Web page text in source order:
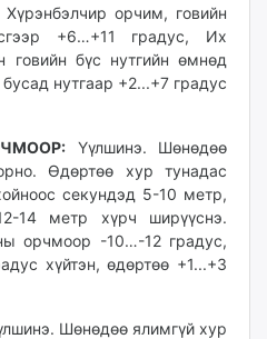
орчим, говийн
+6…+11 градус, Их
говийн бүс нутгийн өмнөд
нутгаар +2...+7 градус
Үүлшинэ. Шөнөдөө
Өдөртөө хур тунадас
секундэд 5-10 метр,
14 метр хүрч ширүүснэ.
орчмоор -10…-12 градус,
хүйтэн, өдөртөө +1...+3
Шөнөдөө ялимгүй хур